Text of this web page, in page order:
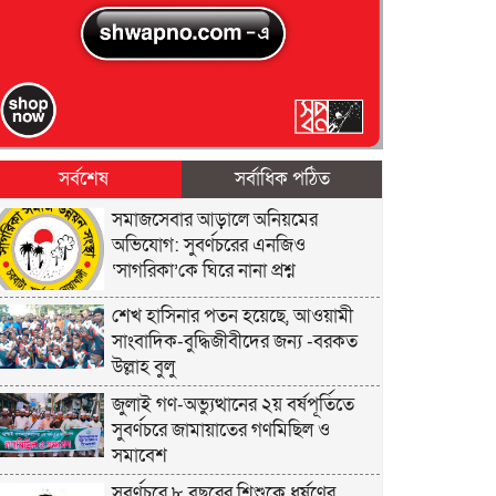
সর্বশেষ
সর্বাধিক পঠিত
সমাজসেবার আড়ালে অনিয়মের
অভিযোগ: সুবর্ণচরের এনজিও
‘সাগরিকা’কে ঘিরে নানা প্রশ্ন
শেখ হাসিনার পতন হয়েছে, আওয়ামী
সাংবাদিক-বুদ্ধিজীবীদের জন্য -বরকত
উল্লাহ বুলু
জুলাই গণ-অভ্যুত্থানের ২য় বর্ষপূর্তিতে
সুবর্ণচরে জামায়াতের গণমিছিল ও
সমাবেশ